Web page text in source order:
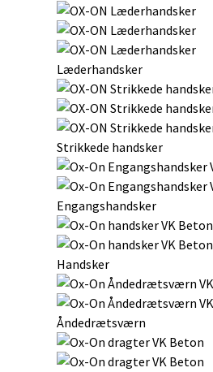
Læderhandsker
Strikkede handsker
Engangshandsker
Handsker
Åndedrætsværn